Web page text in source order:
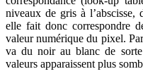
niveaux de gris à l’abscisse,
elle fait donc correspondre
valeur numérique du pixel.
va du noir au blanc de
valeurs apparaissent plus